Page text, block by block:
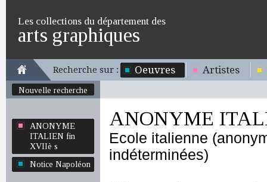
Les collections du département des
arts graphiques
Recherche sur : Oeuvres Artistes
Nouvelle recherche
ANONYME
ITALIEN fin
XVIIè s
Notice Napoléon
ANONYME
Ecole italienne
indéterminées)